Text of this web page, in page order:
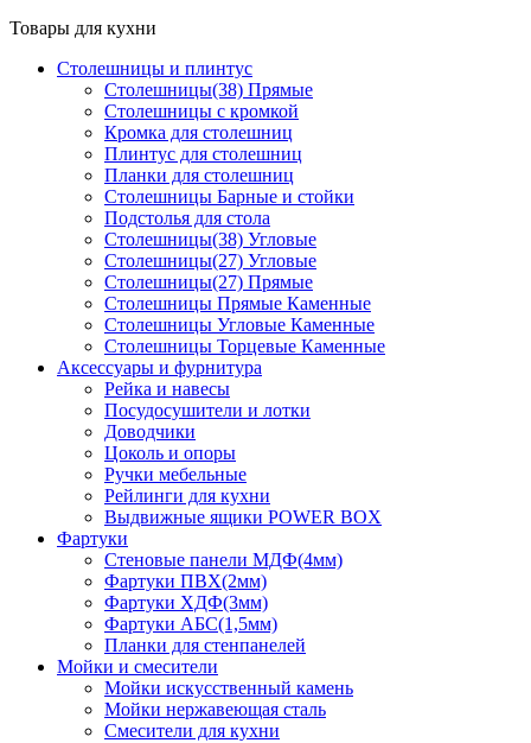
Товары для кухни
Столешницы и плинтус
Столешницы(38) Прямые
Столешницы с кромкой
Кромка для столешниц
Плинтус для столешниц
Планки для столешниц
Столешницы Барные и стойки
Подстолья для стола
Столешницы(38) Угловые
Столешницы(27) Угловые
Столешницы(27) Прямые
Столешницы Прямые Каменные
Столешницы Угловые Каменные
Столешницы Торцевые Каменные
Аксессуары и фурнитура
Рейка и навесы
Посудосушители и лотки
Доводчики
Цоколь и опоры
Ручки мебельные
Рейлинги для кухни
Выдвижные ящики POWER BOX
Фартуки
Стеновые панели МДФ(4мм)
Фартуки ПВХ(2мм)
Фартуки ХДФ(3мм)
Фартуки АБС(1,5мм)
Планки для стенпанелей
Мойки и смесители
Мойки искусственный камень
Мойки нержавеющая сталь
Смесители для кухни